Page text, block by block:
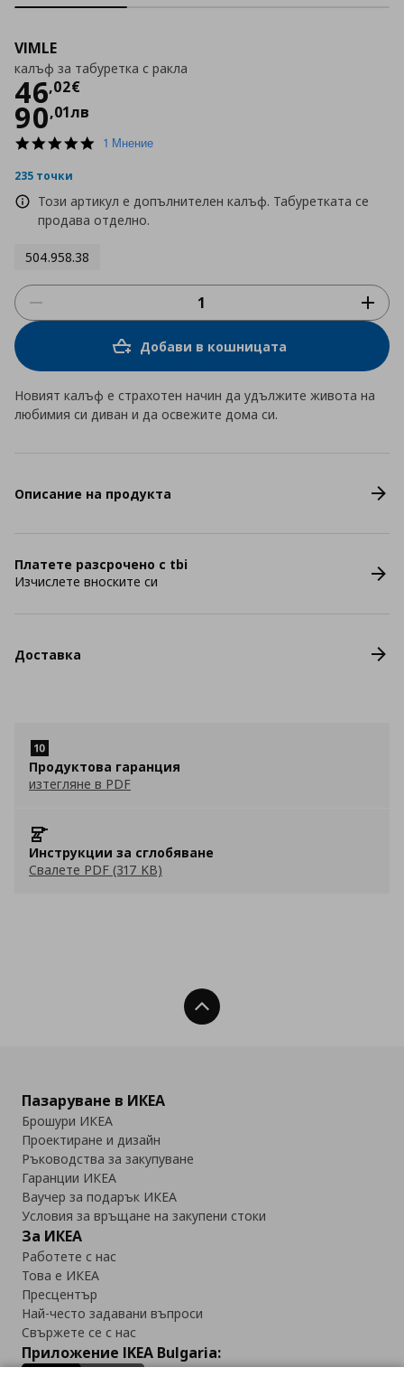
VIMLE
калъф за табуретка с ракла
46,02€
Цена
90,01лв
5.01 Мнение
235 точки
Този артикул е допълнителен калъф. Табуретката се
продава отделно.
504.958.38
Добави в кошницата
Новият калъф е страхотен начин да удължите живота на
любимия си диван и да освежите дома си.
Описание на продукта
Платете разсрочено с tbi
Изчислете вноските си
Доставка
Продуктова гаранция
изтегляне в PDF
Инструкции за сглобяване
Свалете PDF (317 KB)
Нагоре
Пазаруване в ИКЕА
Брошури ИКЕА
Проектиране и дизайн
Ръководства за закупуване
Гаранции ИКЕА
Ваучер за подарък ИКЕА
Условия за връщане на закупени стоки
За ИКЕА
Работете с нас
Това е ИКЕА
Пресцентър
Най-често задавани въпроси
Свържете се с нас
Приложение IKEA Bulgaria: